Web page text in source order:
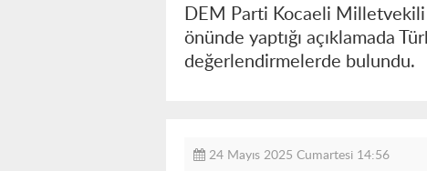
DEM Parti Kocaeli Milletvekili
önünde yaptığı açıklamada
değerlendirmelerde bulundu.
24 Mayıs 2025 Cumartesi 14:56